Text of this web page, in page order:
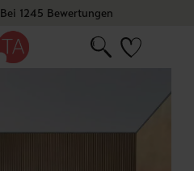
Bei 1245 Bewertungen